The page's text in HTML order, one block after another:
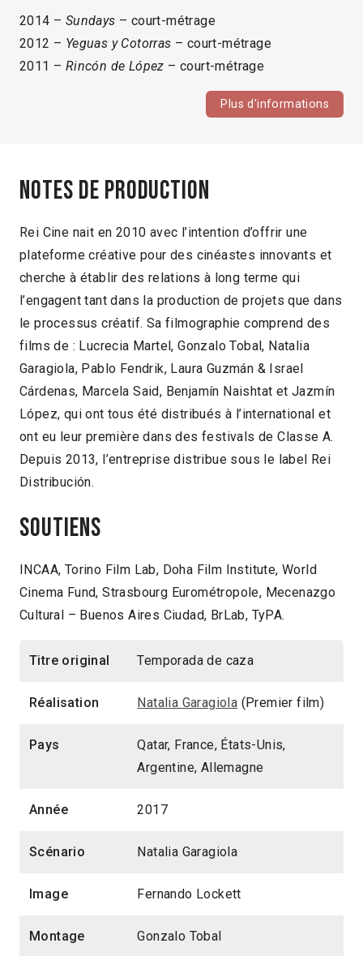
2014 – Sundays – court-métrage
2012 – Yeguas y Cotorras – court-métrage
2011 – Rincón de López – court-métrage
Plus d'informations
Notes de production
Rei Cine nait en 2010 avec l’intention d’offrir une
plateforme créative pour des cinéastes innovants et
cherche à établir des relations à long terme qui
l’engagent tant dans la production de projets que dans
le processus créatif. Sa filmographie comprend des
films de : Lucrecia Martel, Gonzalo Tobal, Natalia
Garagiola, Pablo Fendrik, Laura Guzmán & Israel
Cárdenas, Marcela Said, Benjamín Naishtat et Jazmín
López, qui ont tous été distribués à l’international et
ont eu leur première dans des festivals de Classe A.
Depuis 2013, l’entreprise distribue sous le label Rei
Distribución.
Soutiens
INCAA, Torino Film Lab, Doha Film Institute, World
Cinema Fund, Strasbourg Eurométropole, Mecenazgo
Cultural – Buenos Aires Ciudad, BrLab, TyPA.
Titre original Temporada de caza
Réalisation Natalia Garagiola (Premier film)
Pays
Qatar, France, États-Unis,
Argentine, Allemagne
Année 2017
Scénario Natalia Garagiola
Image Fernando Lockett
Montage Gonzalo Tobal